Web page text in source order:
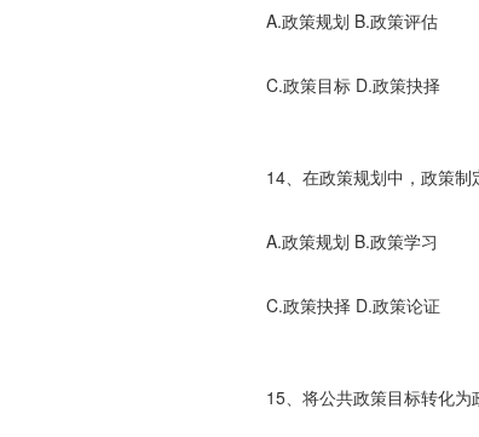
A.政策规划 B.政策评估
C.政策目标 D.政策抉择
14、在政策规划中，政策制
A.政策规划 B.政策学习
C.政策抉择 D.政策论证
15、将公共政策目标转化为